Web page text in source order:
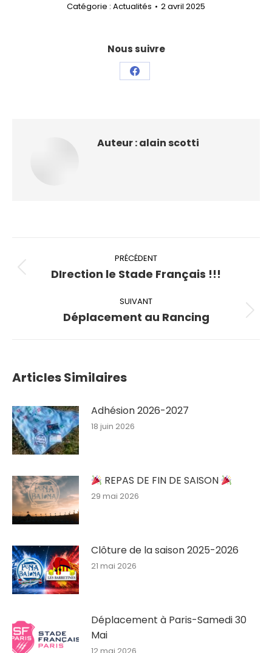
Catégorie : Actualités 2 avril 2025
Nous suivre
Partager
Auteur :alain scotti
article
PRÉCÉDENT
Article
:
DIrection le Stade Français !!!
SUIVANT
Article
Déplacement au Rancing
Articles Similaires
Adhésion 2026-2027
18 juin 2026
REPAS DE FIN DE SAISON
29 mai 2026
Clôture de la saison 2025-2026
21 mai 2026
Déplacement à Paris-Samedi 30
Mai